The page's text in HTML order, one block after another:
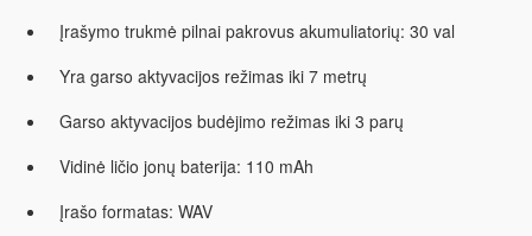
Įrašymo trukmė pilnai pakrovus akumuliatorių: 30 val
Yra garso aktyvacijos režimas iki 7 metrų
Garso aktyvacijos budėjimo režimas iki 3 parų
Vidinė ličio jonų baterija: 110 mAh
Įrašo formatas: WAV